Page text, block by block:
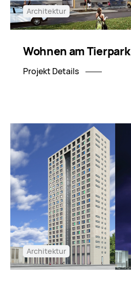
Architektur
Wohnen am Tierpark
Projekt Details
Architektur